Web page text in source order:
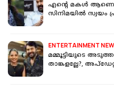
എന്റെ മകൾ
സിനിമയിൽ സ്വയം
ENTERTAINMENT
മമ്മൂട്ടിയുടെ അടുത്ത
താങ്കളല്ലേ?,